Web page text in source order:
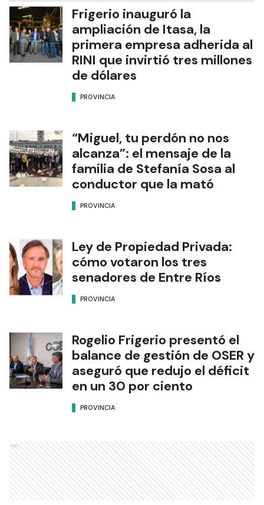
Frigerio inauguró la
ampliación de Itasa, la
primera empresa adherida al
RINI que invirtió tres millones
de dólares
PROVINCIA
“Miguel, tu perdón no nos
alcanza”: el mensaje de la
familia de Stefanía Sosa al
conductor que la mató
PROVINCIA
Ley de Propiedad Privada:
cómo votaron los tres
senadores de Entre Ríos
PROVINCIA
Rogelio Frigerio presentó el
balance de gestión de OSER y
aseguró que redujo el déficit
en un 30 por ciento
PROVINCIA
Ads